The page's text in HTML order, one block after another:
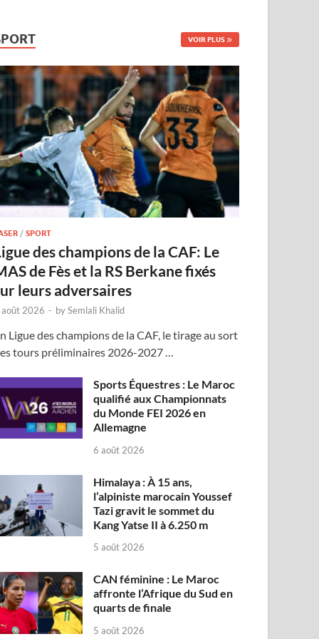
VOIR PLUS
/SPORT
des champions de la CAF: Le
de Fès et la RS Berkane fixés
leurs adversaires
2026 - bySemlali Khalid
Ligue des champions de la CAF, le tirage au sort
tours préliminaires 2026-2027 …
Sports Équestres : Le Maroc
qualifié aux Championnats
du Monde FEI 2026 en
Allemagne
6 août 2026
Himalaya : À 15 ans,
l’alpiniste marocain Youssef
Tazi gravit le sommet du
Kang Yatse II à 6.250 m
5 août 2026
CAN féminine : Le Maroc
affronte l’Afrique du Sud en
quarts de finale
5 août 2026